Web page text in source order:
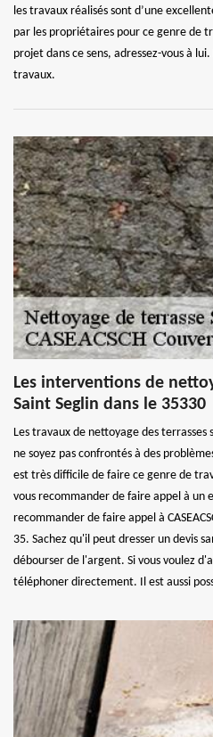
les travaux réalisés sont d’une
par les propriétaires pour ce genre de
projet dans ce sens, adressez-vous à
travaux.
Les interventions de
Saint Seglin dans le 35330
Les travaux de nettoyage des terrasses
ne soyez pas confrontés à des
est très difficile de faire ce genre de
vous recommander de faire appel à un
recommander de faire appel à
35. Sachez qu'il peut dresser un devis
débourser de l'argent. Si vous voulez
téléphoner directement. Il est aussi